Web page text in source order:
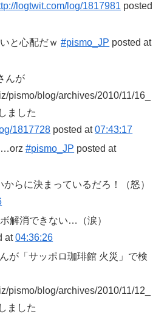
logtwit.com/log/1817981 posted
と心配だｗ#pismo_JP posted at
んが
pismo/blog/archives/2010/11/16_
ました
1817728 posted at07:43:17
…orz#pismo_JP posted at
らに決まっているだろ！（怒）
解消できない…（涙）
at04:36:26
が「サッポロ珈琲館 火災」で検
pismo/blog/archives/2010/11/12_
ました